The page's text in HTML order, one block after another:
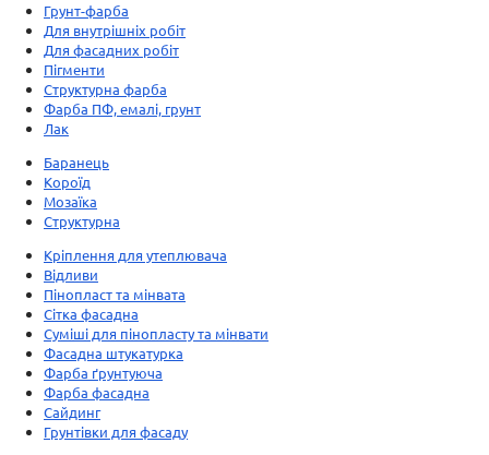
Грунт-фарба
Для внутрішніх робіт
Для фасадних робіт
Пігменти
Структурна фарба
Фарба ПФ, емалі, грунт
Лак
Баранець
Короїд
Мозаїка
Структурна
Кріплення для утеплювача
Відливи
Пінопласт та мінвата
Сітка фасадна
Суміші для пінопласту та мінвати
Фасадна штукатурка
Фарба ґрунтуюча
Фарба фасадна
Сайдинг
Грунтівки для фасаду